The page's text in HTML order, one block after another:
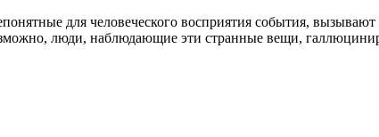
для человеческого восприятия события,
люди, наблюдающие эти странные вещи,